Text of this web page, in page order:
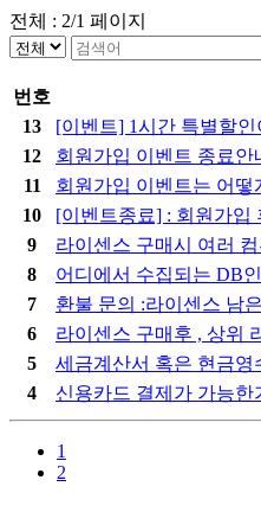
전체 : 2/1 페이지
번호
13
[이벤트] 1시간 특별할인
12
회원가입 이벤트 종료안
11
회원가입 이벤트는 어떻
10
[이벤트종료] : 회원가입
9
라이센스 구매시 여러
8
어디에서 수집되는 DB
7
환불 문의 :라이센스 남
6
라이센스 구매후 , 상위
5
세금계산서 혹은 현금영
4
신용카드 결제가 가능한
1
2